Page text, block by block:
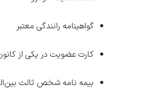
گواهینامه رانندگی معتبر
کارت عضویت در یکی از
بیمه نامه شخص ثالث